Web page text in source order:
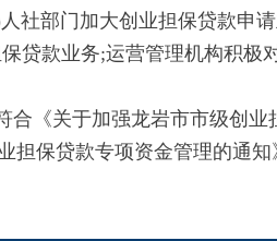
社部门加大创业担保贷款申
贷款业务;运营管理机构积极
《关于加强龙岩市市级创业
保贷款专项资金管理的通知